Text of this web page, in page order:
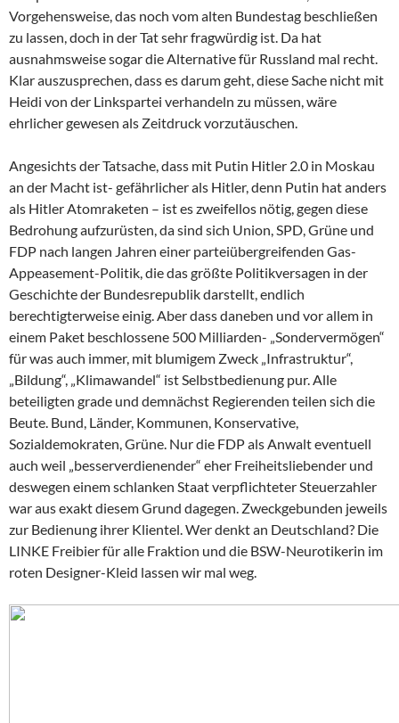
Vorgehensweise, das noch vom alten Bundestag beschließen
zu lassen, doch in der Tat sehr fragwürdig ist. Da hat
ausnahmsweise sogar die Alternative für Russland mal recht.
Klar auszusprechen, dass es darum geht, diese Sache nicht mit
Heidi von der Linkspartei verhandeln zu müssen, wäre
ehrlicher gewesen als Zeitdruck vorzutäuschen.
Angesichts der Tatsache, dass mit Putin Hitler 2.0 in Moskau
an der Macht ist- gefährlicher als Hitler, denn Putin hat anders
als Hitler Atomraketen – ist es zweifellos nötig, gegen diese
Bedrohung aufzurüsten, da sind sich Union, SPD, Grüne und
FDP nach langen Jahren einer parteiübergreifenden Gas-
Appeasement-Politik, die das größte Politikversagen in der
Geschichte der Bundesrepublik darstellt, endlich
berechtigterweise einig. Aber dass daneben und vor allem in
einem Paket beschlossene 500 Milliarden- „Sondervermögen“
für was auch immer, mit blumigem Zweck „Infrastruktur“,
„Bildung“, „Klimawandel“ ist Selbstbedienung pur. Alle
beteiligten grade und demnächst Regierenden teilen sich die
Beute. Bund, Länder, Kommunen, Konservative,
Sozialdemokraten, Grüne. Nur die FDP als Anwalt eventuell
auch weil „besserverdienender“ eher Freiheitsliebender und
deswegen einem schlanken Staat verpflichteter Steuerzahler
war aus exakt diesem Grund dagegen. Zweckgebunden jeweils
zur Bedienung ihrer Klientel. Wer denkt an Deutschland? Die
LINKE Freibier für alle Fraktion und die BSW-Neurotikerin im
roten Designer-Kleid lassen wir mal weg.